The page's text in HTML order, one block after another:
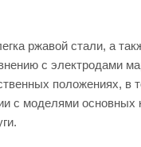
ржавой стали, а
с электродами
положениях, в
моделями основных